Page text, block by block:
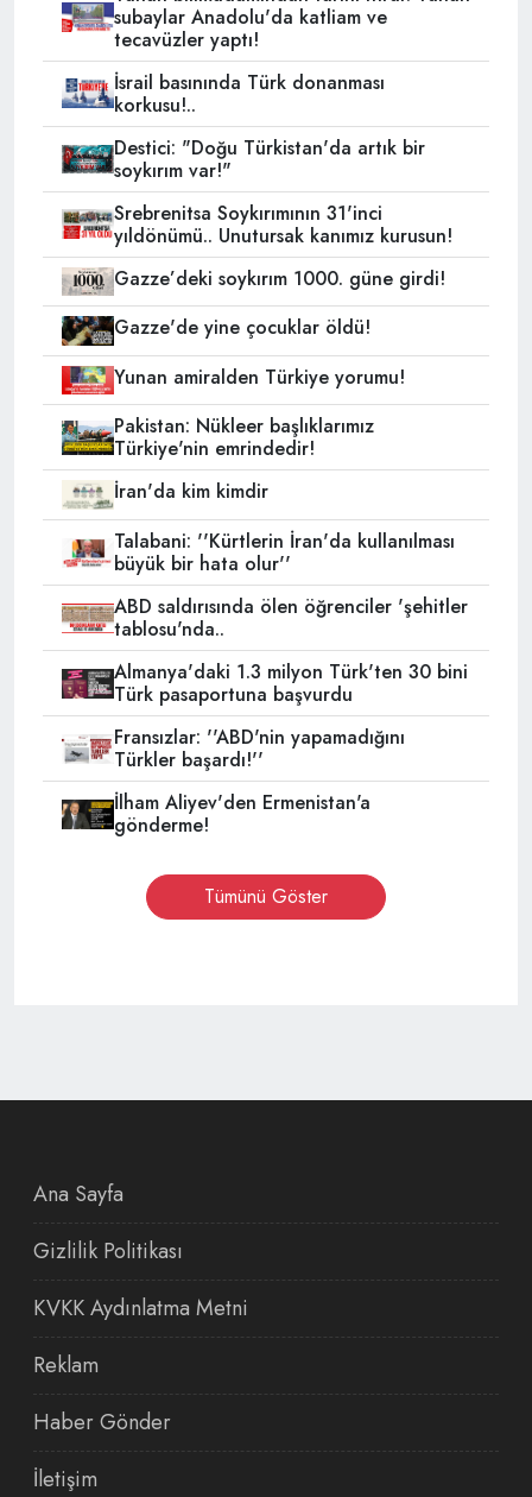
subaylar Anadolu'da katliam ve
tecavüzler yaptı!
İsrail basınında Türk donanması
korkusu!..
Destici: "Doğu Türkistan'da artık bir
soykırım var!"
Srebrenitsa Soykırımının 31'inci
yıldönümü.. Unutursak kanımız kurusun!
Gazze’deki soykırım 1000. güne girdi!
Gazze'de yine çocuklar öldü!
Yunan amiralden Türkiye yorumu!
Pakistan: Nükleer başlıklarımız
Türkiye'nin emrindedir!
İran'da kim kimdir
Talabani: ''Kürtlerin İran'da kullanılması
büyük bir hata olur''
ABD saldırısında ölen öğrenciler 'şehitler
tablosu'nda..
Almanya'daki 1.3 milyon Türk'ten 30 bini
Türk pasaportuna başvurdu
Fransızlar: ''ABD'nin yapamadığını
Türkler başardı!''
İlham Aliyev'den Ermenistan'a
gönderme!
Tümünü Göster
Ana Sayfa
Gizlilik Politikası
KVKK Aydınlatma Metni
Reklam
Haber Gönder
İletişim